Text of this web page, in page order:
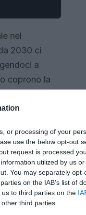
or processing of your
use the below opt-out
request is processed
utilized by us
You may separately
on the IAB’s list of
to third parties on the
third parties.
nel
2030 ci
a
coprono la
funzioni